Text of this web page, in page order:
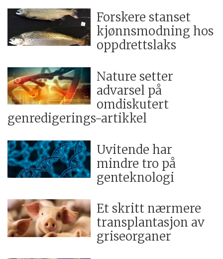
Forskere stanset
kjønnsmodning hos
oppdrettslaks
Nature setter
advarsel på
omdiskutert
genredigerings-artikkel
Uvitende har
mindre tro på
genteknologi
Et skritt nærmere
transplantasjon av
griseorganer